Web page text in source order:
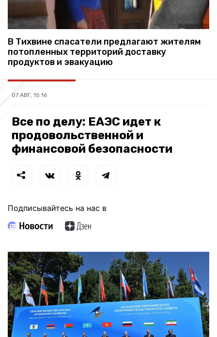
В Тихвине спасатели предлагают жителям
потопленных территорий доставку
продуктов и эвакуацию
07 АВГ, 15:16
Все по делу: ЕАЭС идет к
продовольственной и
финансовой безопасности
Подписывайтесь на нас в